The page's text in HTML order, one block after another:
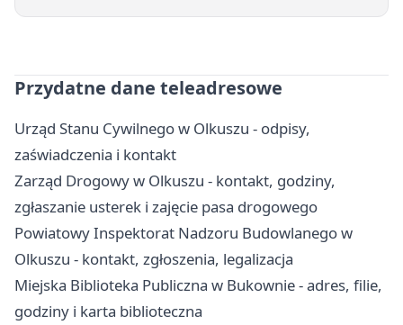
Przydatne dane teleadresowe
Urząd Stanu Cywilnego w Olkuszu - odpisy,
zaświadczenia i kontakt
Zarząd Drogowy w Olkuszu - kontakt, godziny,
zgłaszanie usterek i zajęcie pasa drogowego
Powiatowy Inspektorat Nadzoru Budowlanego w
Olkuszu - kontakt, zgłoszenia, legalizacja
Miejska Biblioteka Publiczna w Bukownie - adres, filie,
godziny i karta biblioteczna